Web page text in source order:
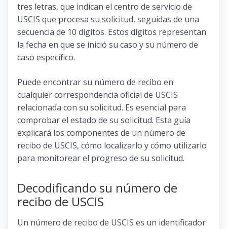
tres letras, que indican el centro de servicio de
USCIS que procesa su solicitud, seguidas de una
secuencia de 10 dígitos. Estos dígitos representan
la fecha en que se inició su caso y su número de
caso específico.
Puede encontrar su número de recibo en
cualquier correspondencia oficial de USCIS
relacionada con su solicitud. Es esencial para
comprobar el estado de su solicitud. Esta guía
explicará los componentes de un número de
recibo de USCIS, cómo localizarlo y cómo utilizarlo
para monitorear el progreso de su solicitud.
Decodificando su número de
recibo de USCIS
Un número de recibo de USCIS es un identificador